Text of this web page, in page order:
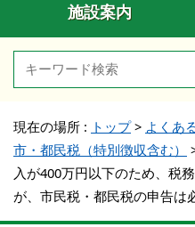
施設案内
現在の場所 : トップ> よくあ
市・都民税（特別徴収含む）
入が400万円以下のため、税
が、市民税・都民税の申告は